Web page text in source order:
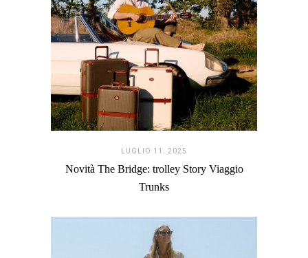
LUGLIO 11. 2025
Novità The Bridge: trolley Story Viaggio
Trunks